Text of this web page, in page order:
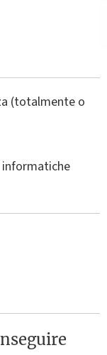
(totalmente o
informatiche